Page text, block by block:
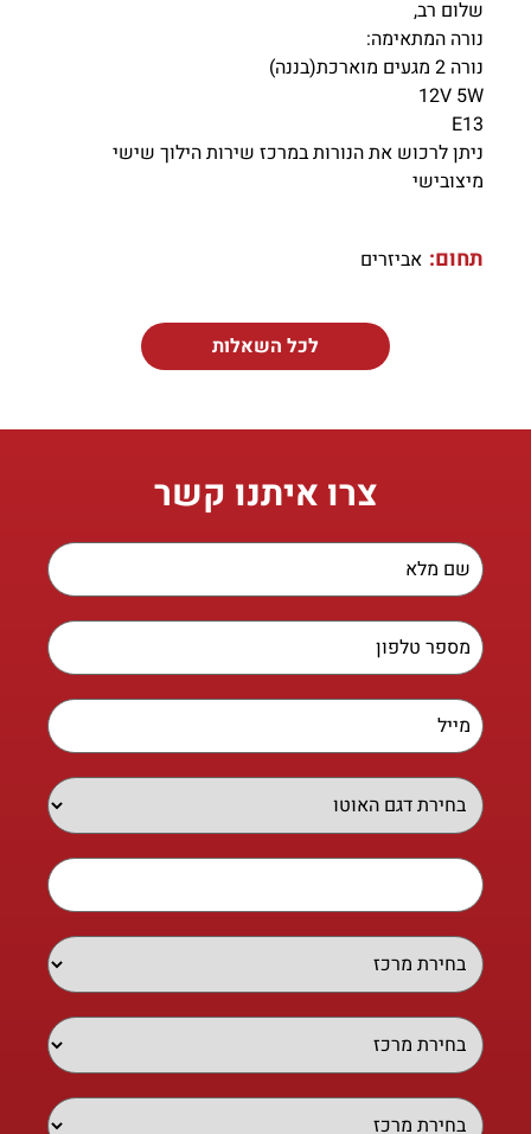
שלום רב,
נורה המתאימה:
נורה 2 מגעים מוארכת(בננה)
12V 5W
E13
ניתן לרכוש את הנורות במרכז שירות הילוך שישי
מיצובישי
תחום: אביזרים
לכל השאלות
צרו איתנו קשר